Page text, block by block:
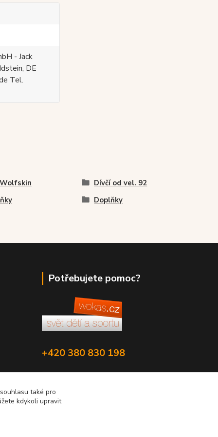
- Jack
DE
Tel.
Dívčí od vel. 92
Doplňky
Potřebujete pomoc?
+420 380 830 198
také pro
kdykoli upravit